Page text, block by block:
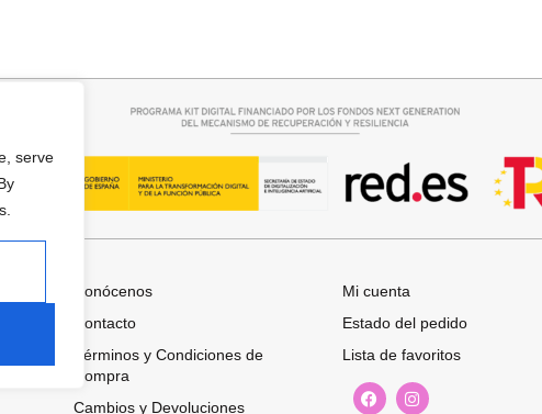
serve
Conócenos
Contacto
Términos y Condiciones de
Compra
Cambios y Devoluciones
Mi cuenta
Estado del pedido
Lista de favoritos